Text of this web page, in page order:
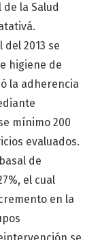
la Salud
2013 se
higiene de
la adherencia
mínimo 200
evaluados.
de
el cual
en la